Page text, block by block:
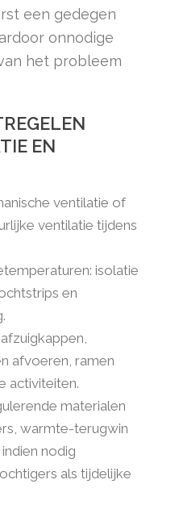
een gedegen
onnodige
het probleem
EN
ventilatie of
ventilatie tijdens
isolatie
en
afvoeren, ramen
activiteiten.
materialen
warmte-terugwin
nodig
als tijdelijke